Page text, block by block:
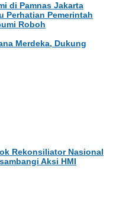
di Pamnas Jakarta
Perhatian Pemerintah
Roboh
Merdeka, Dukung
Rekonsiliator Nasional
Aksi HMI